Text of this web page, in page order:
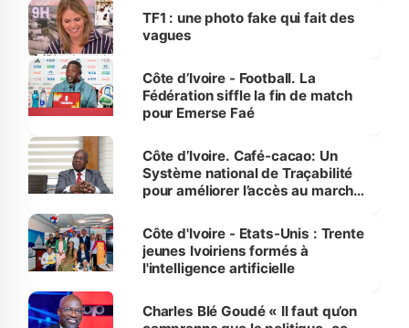
sur la scène internationale »
TF1 : une photo fake qui fait des
vagues
Côte d’Ivoire - Football. La
Fédération siffle la fin de match
pour Emerse Faé
Côte d’Ivoire. Café-cacao: Un
Système national de Traçabilité
pour améliorer l’accès au marché
Côte d'Ivoire - Etats-Unis : Trente
jeunes Ivoiriens formés à
l'intelligence artificielle
Charles Blé Goudé « Il faut qu’on